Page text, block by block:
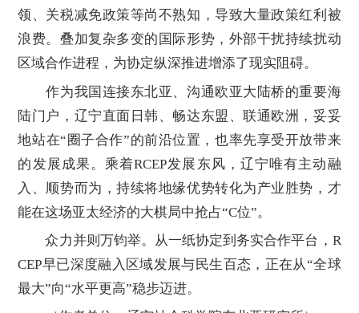
领、关税减免政策等尚不熟知，导致大量政策红利被
浪费。叠加复杂多变的国际形势，外部干扰持续扰动
区域合作进程，为协定纵深推进增添了现实阻碍。
作为我国连接东北亚、沟通欧亚大陆桥的重要海
陆门户，辽宁直面日韩、畅达东盟、联通欧洲，妥妥
地站在“圈子合作”的前沿位置，也率先享受开放带来
的发展成果。乘着RCEP发展东风，辽宁唯有主动融
入、顺势而为，持续将地缘优势转化为产业胜势，才
能在这场亚太经济的大棋局中抢占“C位”。
众力并则万钧举。从一纸协定到务实合作平台，R
CEP早已深度融入区域发展与民生百态，正在从“全球
最大”向“水平更高”稳步迈进。